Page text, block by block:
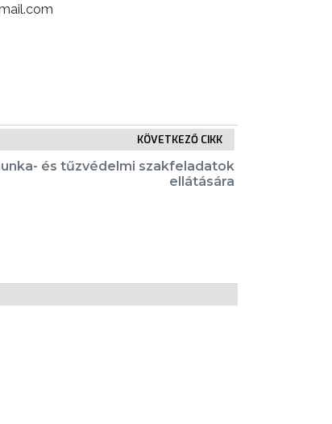
KÖVETKEZŐ CIKK
és tűzvédelmi szakfeladatok
ellátására